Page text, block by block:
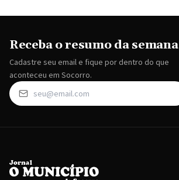
Receba o resumo da semana
Cadastre seu email e fique por dentro do que
aconteceu em Socorro.